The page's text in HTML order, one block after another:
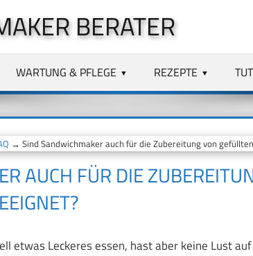
BERATER
WARTUNG & PFLEGE REZEPTE
→ Sind Sandwichmaker auch für die Zubereitung von
AUCH FÜR DIE
etwas Leckeres essen, hast aber keine Lust